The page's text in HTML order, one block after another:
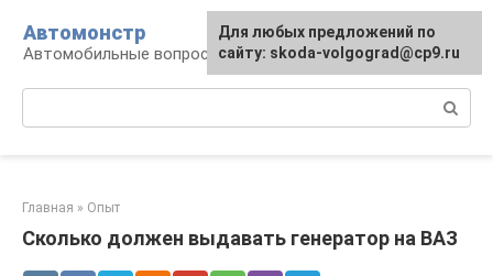
контенту
Автомонстр
Автомобильные вопросы и ответы
Главная » Опыт
Cколько должен выдавать генератор на ВАЗ
Для любых предложений по
сайту: skoda-volgograd@cp9.ru